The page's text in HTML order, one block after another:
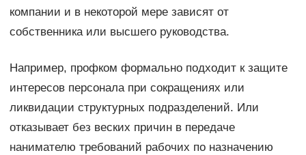
компании и в некоторой мере зависят от
собственника или высшего руководства.
Например, профком формально подходит к защите
интересов персонала при сокращениях или
ликвидации структурных подразделений. Или
отказывает без веских причин в передаче
нанимателю требований рабочих по назначению